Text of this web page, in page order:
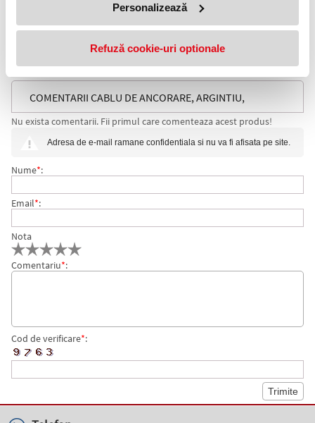
Personalizează
Refuză cookie-uri optionale
Materiale
COMENTARII CABLU DE ANCORARE, ARGINTIU,
Nu exista comentarii. Fii primul care comenteaza acest produs!
Adresa de e-mail ramane confidentiala si nu va fi afisata pe site.
Nume*:
Email*:
Nota
Comentariu*:
Cod de verificare*: